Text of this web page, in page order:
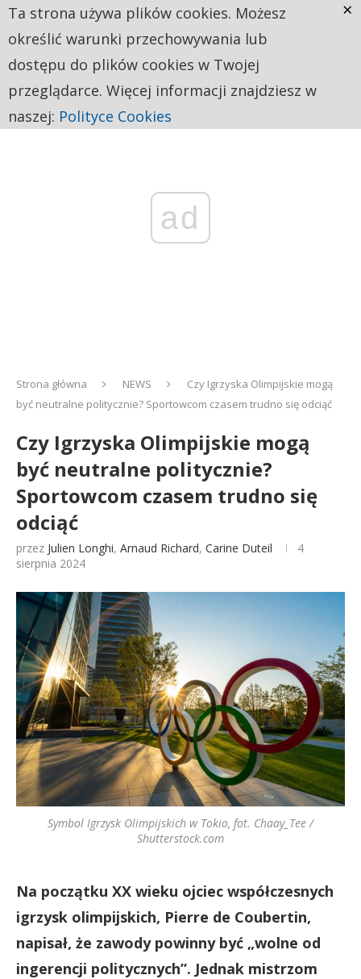
ad
Strona główna NEWS
Czy Igrzyska Olimpijskie mogą
być neutralne politycznie? Sportowcom czasem trudno się odciąć
Czy Igrzyska Olimpijskie mogą
być neutralne politycznie?
Sportowcom czasem trudno się
odciąć
przez Julien Longhi, Arnaud Richard, Carine Duteil
4
sierpnia 2024
Symbol Igrzysk Olimpijskich w Tokio, fot. Chaay_Tee /
Shutterstock.com
Na początku XX wieku ojciec współczesnych
igrzysk olimpijskich, Pierre de Coubertin,
napisał, że zawody powinny być „wolne od
ingerencji politycznych”. Jednak mistrzom
Ta strona używa plików cookies. Możesz
określić warunki przechowywania lub
dostępu do plików cookies w Twojej
przeglądarce. Więcej informacji znajdziesz w
naszej: Polityce Cookies
×